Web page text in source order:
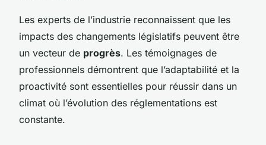
Les experts de l’industrie reconnaissent que les
impacts des changements législatifs peuvent être
un vecteur de progrès. Les témoignages de
professionnels démontrent que l’adaptabilité et la
proactivité sont essentielles pour réussir dans un
climat où l’évolution des réglementations est
constante.